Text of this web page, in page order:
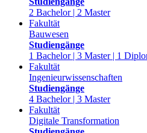
2 Bachelor | 2 Master
Fakultät
Bauwesen
Studiengänge
1 Bachelor | 3 Master | 1
Fakultät
Ingenieurwissenschaften
Studiengänge
4 Bachelor | 3 Master
Fakultät
Digitale Transformation